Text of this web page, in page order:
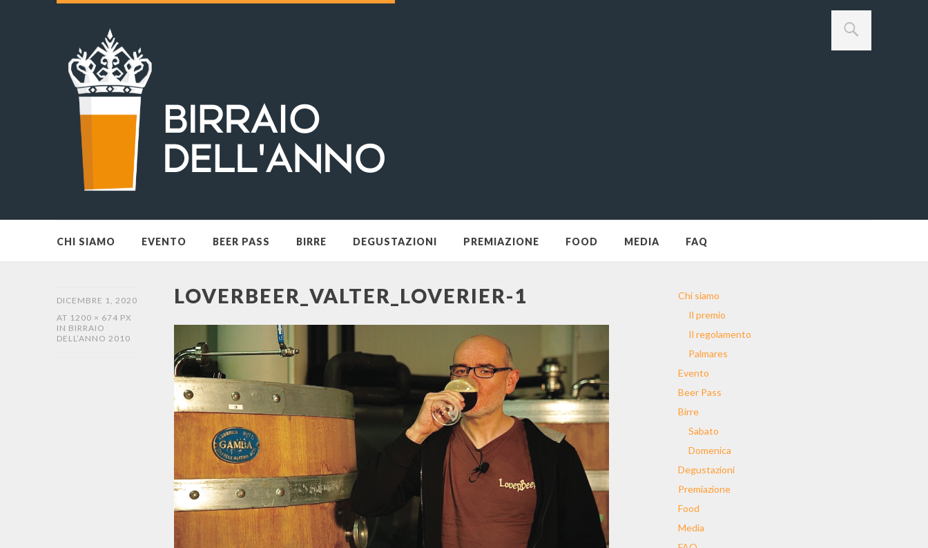
CHI SIAMO EVENTO BEER PASS BIRRE DEGUSTAZIONI PREMIAZIONE FOOD MEDIA FAQ
DICEMBRE 1, 2020
AT 1200 × 674 PX
IN BIRRAIO
DELL’ANNO 2010
LOVERBEER_VALTER_LOVERIER-1
Chi siamo
Il premio
Il regolamento
Palmares
Evento
Beer Pass
Birre
Sabato
Domenica
Degustazioni
Premiazione
Food
Media